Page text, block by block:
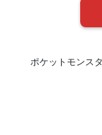
ポケットモンス